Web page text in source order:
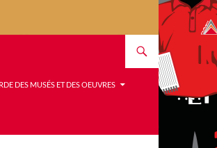
DES MUSÉS ET DES OEUVRES